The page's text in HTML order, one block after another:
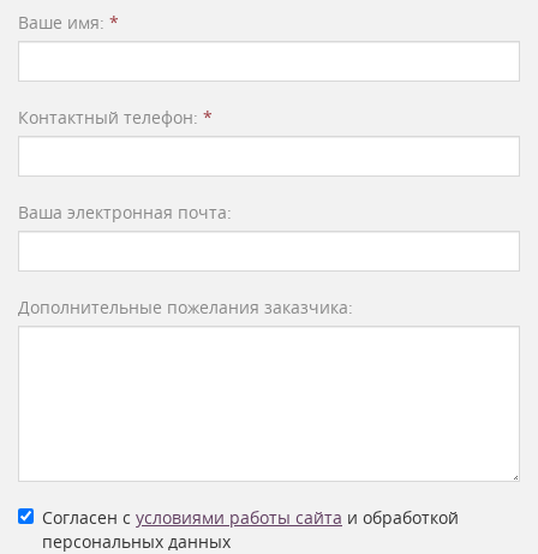
Ваше имя: *
Контактный телефон: *
Ваша электронная почта:
Дополнительные пожелания заказчика:
Согласен с условиями работы сайта и обработкой
персональных данных